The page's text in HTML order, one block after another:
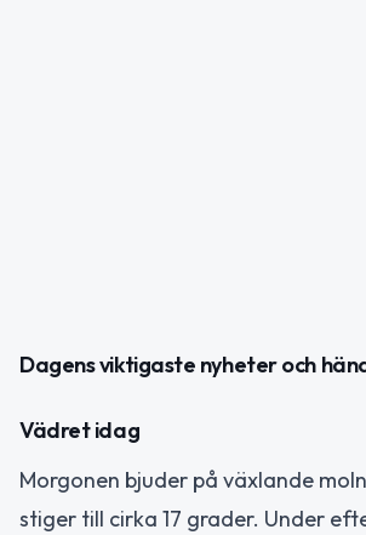
Dagens viktigaste nyheter och
Vädret idag
Morgonen bjuder på växlande
stiger till cirka 17 grader. Under